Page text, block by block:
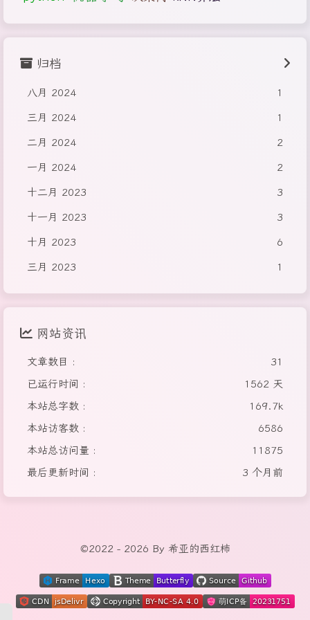
归档
八月 2024
1
三月 2024
1
二月 2024
2
一月 2024
2
十二月 2023
3
十一月 2023
3
十月 2023
6
三月 2023
1
网站资讯
文章数目 :
31
已运行时间 :
1562 天
本站总字数 :
169.7k
本站访客数 :
6586
本站总访问量 :
11875
最后更新时间 :
3 个月前
©2022 - 2026 By 希亚的西红柿